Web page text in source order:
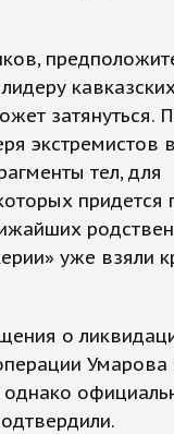
затянуться.
экстремистов
тел, для
уже взяли
о
Умарова